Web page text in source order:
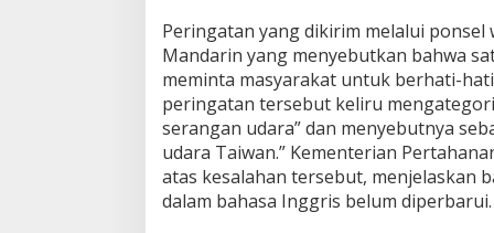
e
m
i
l
u
Peringatan yang dikirim melalui ponsel
Mandarin yang menyebutkan bahwa
meminta masyarakat untuk berhati-
peringatan tersebut keliru
serangan udara” dan menyebutnya
udara Taiwan.” Kementerian
atas kesalahan tersebut, menjelaskan
dalam bahasa Inggris belum diperbarui.